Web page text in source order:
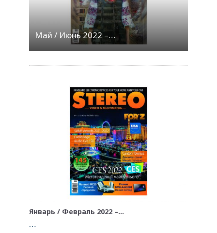
Май / Июнь 2022 –…
Январь / Февраль 2022 –…
…